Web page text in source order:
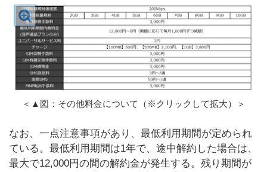
＜▲図：その他料金について（※クリックして拡大）＞
なお、一点注意事項があり、最低利用期間が定められ
ている。最低利用期間は1年で、途中解約した場合は、
最大で12,000円の間の解約金が発生する。残り期間が